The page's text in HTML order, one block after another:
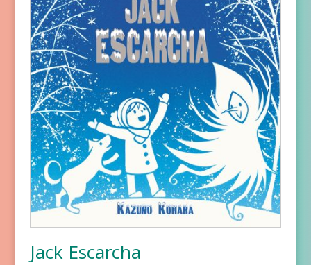
Jack Escarcha